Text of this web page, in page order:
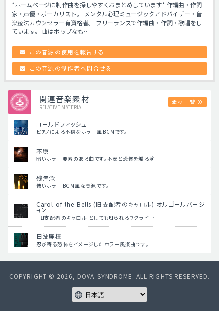
*ホームページに制作曲を探しやすくおまとめしています* 作編曲・作詞
家・声優・ボーカリスト。 メンタル心理ミュージックアドバイザー・音
楽療法カウンセラー有資格者。 フリーランスで作編曲・作詞・歌唱をし
ています。 曲はポップなも…
この音源の使用を報告する
この音源の制作者へ問合せる
関連音楽素材
RELATIVE MATERIAL
素材一覧
コールドフィッシュ
ピアノによる不穏なホラー風BGMです。
不穏
暗いホラー要素のある曲です。不安と恐怖を煽る演…
残滓念
怖いホラーBGM風な音源です。
Carol of the Bells (旧支配者のキャロル) オルゴールバージ
ョン
「旧支配者のキャロル」としても知られるウクライ…
日没廃校
忍び寄る恐怖をイメージしたホラー風楽曲です。
COPYRIGHT © 2026, DOVA-SYNDROME. ALL RIGHTS RESERVED.